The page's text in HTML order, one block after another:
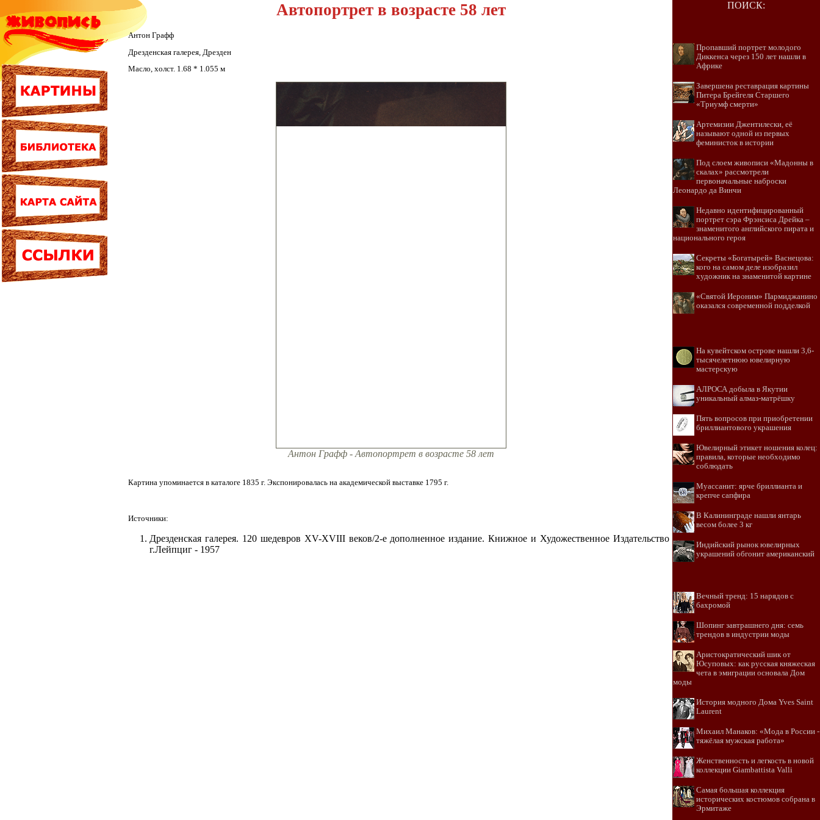
Автопортрет в возрасте 58 лет
Антон Графф
Дрезденская галерея, Дрезден
Масло, холст. 1.68 * 1.055 м
Антон Графф - Автопортрет в возрасте 58 лет
Картина упоминается в каталоге 1835 г. Экспонировалась на академической выставке 1795 г.
Источники:
Дрезденская галерея. 120 шедевров XV-XVIII веков/2-е дополненное издание. Книжное и Художественное Издательство
г.Лейпциг - 1957
ПОИСК:
Пропавший портрет молодого
Диккенса через 150 лет нашли в
Африке
Завершена реставрация картины
Питера Брейгеля Старшего
«Триумф смерти»
Артемизии Джентилески, её
называют одной из первых
феминисток в истории
Под слоем живописи «Мадонны в
скалах» рассмотрели
первоначальные наброски
Леонардо да Винчи
Недавно идентифицированный
портрет сэра Фрэнсиса Дрейка –
знаменитого английского пирата и
национального героя
Секреты «Богатырей» Васнецова:
кого на самом деле изобразил
художник на знаменитой картине
«Святой Иероним» Пармиджанино
оказался современной подделкой
На кувейтском острове нашли 3,6-
тысячелетнюю ювелирную
мастерскую
АЛРОСА добыла в Якутии
уникальный алмаз-матрёшку
Пять вопросов при приобретении
бриллиантового украшения
Ювелирный этикет ношения колец:
правила, которые необходимо
соблюдать
Муассанит: ярче бриллианта и
крепче сапфира
В Калининграде нашли янтарь
весом более 3 кг
Индийский рынок ювелирных
украшений обгонит американский
Вечный тренд: 15 нарядов с
бахромой
Шопинг завтрашнего дня: семь
трендов в индустрии моды
Аристократический шик от
Юсуповых: как русская княжеская
чета в эмиграции основала Дом
моды
История модного Дома Yves Saint
Laurent
Михаил Манаков: «Мода в России -
тяжёлая мужская работа»
Женственность и легкость в новой
коллекции Giambattista Valli
Самая большая коллекция
исторических костюмов собрана в
Эрмитаже